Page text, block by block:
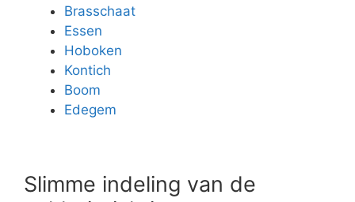
Brasschaat
Essen
Hoboken
Kontich
Boom
Edegem
Slimme indeling van de